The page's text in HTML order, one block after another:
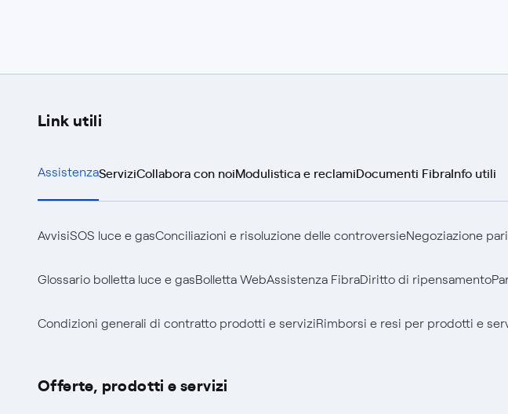
Link utili
AssistenzaServiziCollabora con noiModulistica e reclamiDocumenti FibraInfo utili
AvvisiSOS luce e gasConciliazioni e risoluzione delle controversieNegoziazione
Glossario bolletta luce e gasBolletta WebAssistenza FibraDiritto di ripensamento
Condizioni generali di contratto prodotti e serviziRimborsi e resi per prodotti e
Offerte, prodotti e servizi